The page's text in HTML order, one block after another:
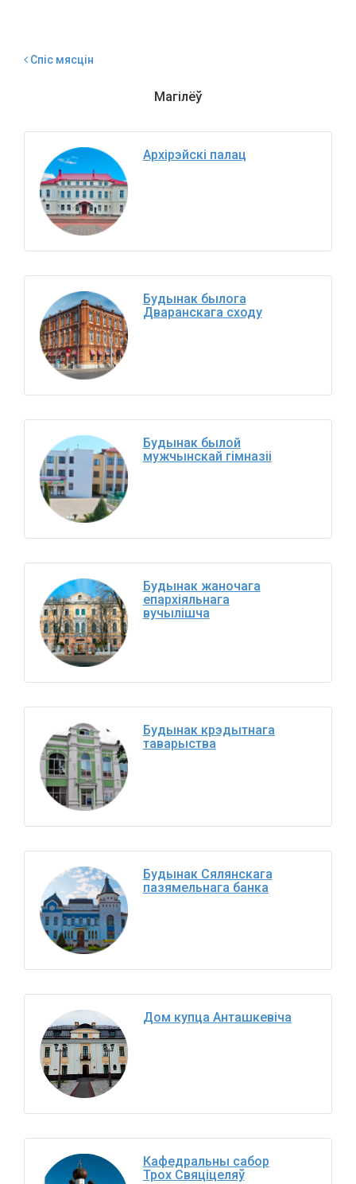
Спіс мясцін
Магілёў
Архірэйскі палац
Будынак былога
Дваранскага сходу
Будынак былой
мужчынскай гімназіі
Будынак жаночага
епархіяльнага
вучылішча
Будынак крэдытнага
таварыства
Будынак Сялянскага
пазямельнага банка
Дом купца Анташкевіча
Кафедральны сабор
Трох Свяціцеляў